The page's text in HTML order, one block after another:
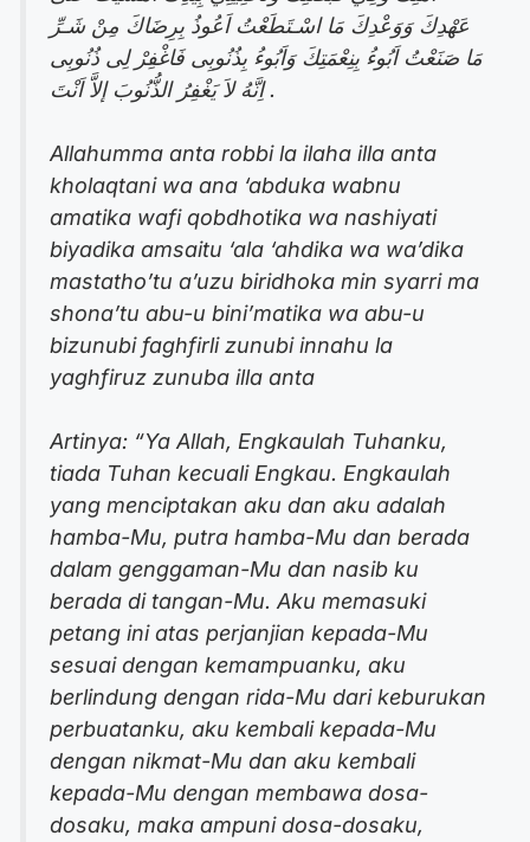
عَهْدِكَ وَوَعْدِكَ مَا اسْـتَطَعْتُ اَعُوذُ بِرِضَاكَ مِنْ شَـرِّ
مَا صَنَعْتُ اَبُوءُ بِنِعْمَتِكَ وَاَبُوءُ بِذُنُوبِى فَاغْفِرْ لِى ذُنُوبِى
اِنَّهُ لاَ يَغْفِرُ الذُّنُوبَ إلاَّ اَنْتَ .
Allahumma anta robbi la ilaha illa anta
kholaqtani wa ana ‘abduka wabnu
amatika wafi qobdhotika wa nashiyati
biyadika amsaitu ‘ala ‘ahdika wa wa’dika
mastatho’tu a’uzu biridhoka min syarri ma
shona’tu abu-u bini’matika wa abu-u
bizunubi faghfirli zunubi innahu la
yaghfiruz zunuba illa anta
Artinya: “Ya Allah, Engkaulah Tuhanku,
tiada Tuhan kecuali Engkau. Engkaulah
yang menciptakan aku dan aku adalah
hamba-Mu, putra hamba-Mu dan berada
dalam genggaman-Mu dan nasib ku
berada di tangan-Mu. Aku memasuki
petang ini atas perjanjian kepada-Mu
sesuai dengan kemampuanku, aku
berlindung dengan rida-Mu dari keburukan
perbuatanku, aku kembali kepada-Mu
dengan nikmat-Mu dan aku kembali
kepada-Mu dengan membawa dosa-
dosaku, maka ampuni dosa-dosaku,